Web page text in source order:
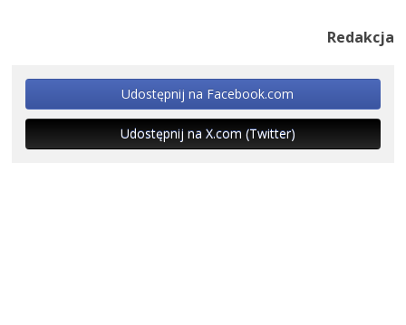
Redakcja
Udostępnij na Facebook.com
Udostępnij na X.com (Twitter)